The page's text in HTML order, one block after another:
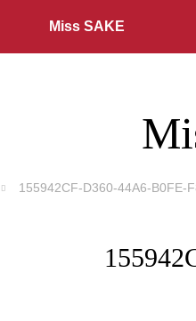
Miss SAKE
155942CF-D360-44A6-B0FE-